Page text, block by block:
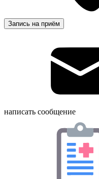
Запись на приём
написать сообщение